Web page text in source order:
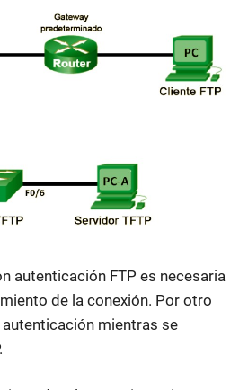
autenticación FTP es necesaria
de la conexión. Por otro
mientras se